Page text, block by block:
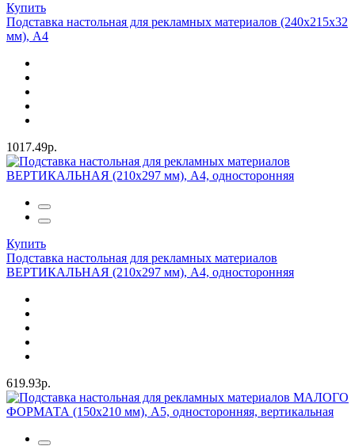
Купить
Подставка настольная для рекламных материалов (240х215х32
мм), А4
1017.49р.
Купить
Подставка настольная для рекламных материалов
ВЕРТИКАЛЬНАЯ (210х297 мм), А4, односторонняя
619.93р.